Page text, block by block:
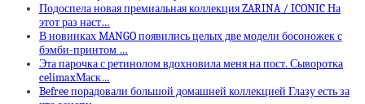
Подоспела новая премиальная коллекция ZARINA / ICONIC На
этот раз наст…
В новинках MANGO появились целых две модели босоножек с
бэмби-принтом …
Эта парочка с ретинолом вдохновила меня на пост. Сыворотка
celimaxМаск…
Befree порадовали большой домашней коллекцией Глазу есть за